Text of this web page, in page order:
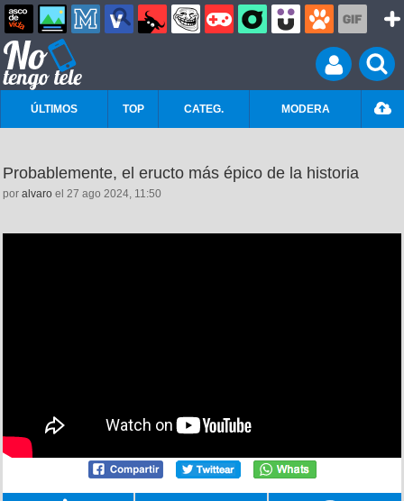
ÚLTIMOS TOP CATEG. MODERA
Probablemente, el eructo más épico de la historia
por alvaro el 27 ago 2024, 11:50